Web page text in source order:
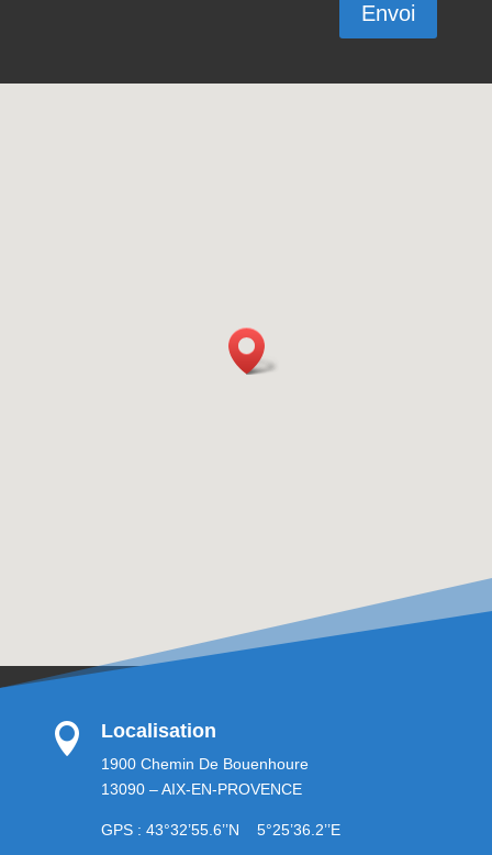
Envoi
 Localisation
1900 Chemin De Bouenhoure
13090 – AIX-EN-PROVENCE
GPS : 43°32’55.6’’N 5°25’36.2’’E